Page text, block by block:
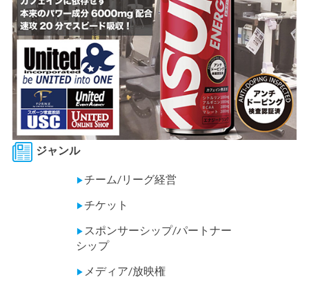
ジャンル
▶チーム/リーグ経営
▶チケット
▶ スポンサーシップ/パートナー
シップ
▶ メディア/放映権